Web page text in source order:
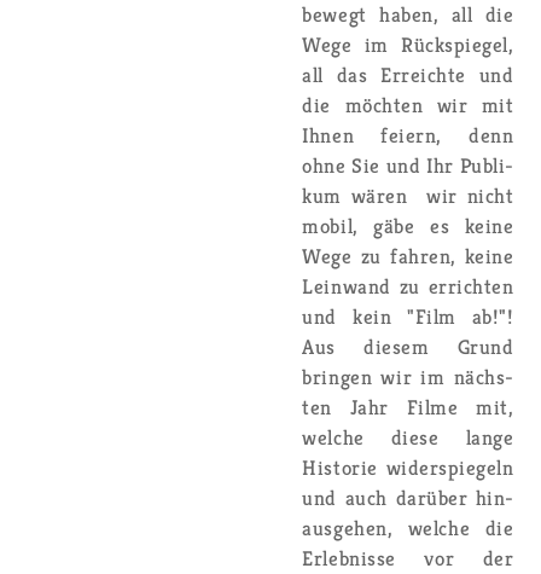
be­wegt haben, all die
Wege im Rück­spie­gel,
all das Er­reich­te und
die möch­ten wir mit
Ihnen fei­ern, denn
ohne Sie und Ihr Pu­bli­
kum wären wir nicht
mobil, gäbe es keine
Wege zu fah­ren, keine
Lein­wand zu er­rich­ten
und kein "Film ab!"!
Aus die­sem Grund
brin­gen wir im nächs­
ten Jahr Filme mit,
wel­che diese lange
His­to­rie wi­der­spie­geln
und auch dar­über hin­
aus­ge­hen, wel­che die
Er­leb­nis­se vor der